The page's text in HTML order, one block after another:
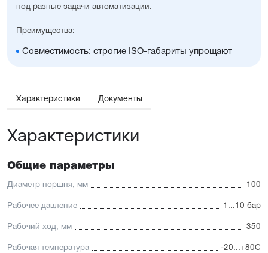
под разные задачи автоматизации.
Преимущества:
Совместимость: строгие ISO-габариты упрощают
возможность изготовления с нестандартными
Доступность: сбалансированное соотношение
поставки
Отличительные черты:
Корпус изготовлен из легкого и прочного алюминия,
покрытого элоксаловым покрытием, препятствующим
коррозии
Шток изготавливается
из нержавеющей или хромированной стали, подходит
Характеристики Документы
Характеристики
Общие параметры
Диаметр поршня, мм 100
Рабочее давление 1...10 бар
Рабочий ход, мм 350
Рабочая температура -20...+80С